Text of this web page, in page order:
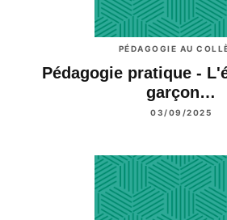
PÉDAGOGIE AU
Pédagogie pratique -
garçon…
03/09/2025